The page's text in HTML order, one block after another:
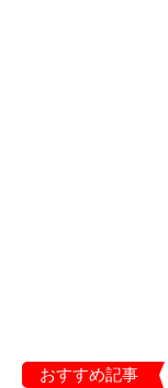
おすすめ記事